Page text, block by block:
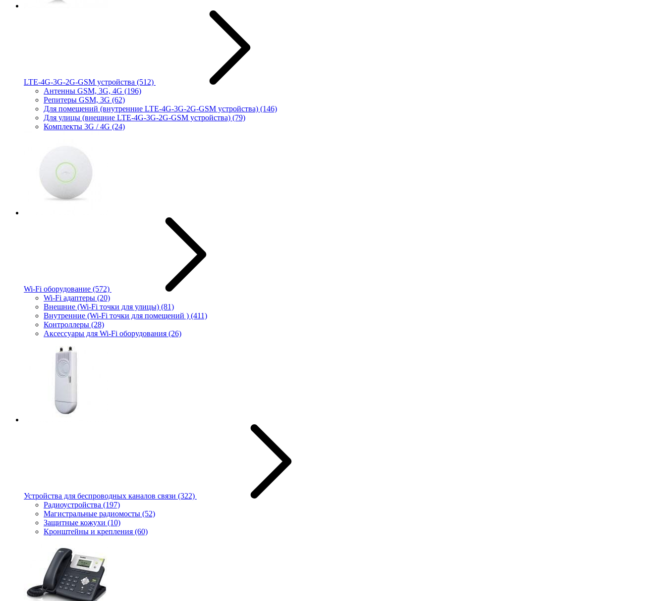
LTE-4G-3G-2G-GSM устройства (512)
Антенны GSM, 3G, 4G (196)
Репитеры GSM, 3G (62)
Для помещений (внутренние LTE-4G-3G-2G-GSM устройства) (146)
Для улицы (внешние LTE-4G-3G-2G-GSM устройства) (79)
Комплекты 3G / 4G (24)
Wi-Fi оборудование (572)
Wi-Fi адаптеры (20)
Внешние (Wi-Fi точки для улицы) (81)
Внутренние (Wi-Fi точки для помещений ) (411)
Контроллеры (28)
Аксессуары для Wi-Fi оборудования (26)
Устройства для беспроводных каналов связи (322)
Радиоустройства (197)
Магистральные радиомосты (52)
Защитные кожухи (10)
Кронштейны и крепления (60)